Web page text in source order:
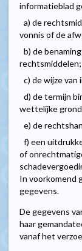
informatieblad
a) de
vonnis of de
b) de
rechtsmiddelen;
c) de wijze van
d) de termijn
wettelijke
e) de
f) een
of
In voorkomend
gegevens.
De gegevens
haar
vanaf het